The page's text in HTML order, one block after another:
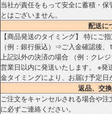
当社が責任をもって安全に蓄積・
とはございません。
配送に
【商品発送のタイミング】 特にご
（例：銀行振込）⇒ご入金確認後、
上記以外の決済の場合 （例：クレ
営業日以内に発送いたします。 ※発
金タイミングにより、お届け予定日
返品、交
ご注文をキャンセルされる場合や
に必ずご連絡ください。